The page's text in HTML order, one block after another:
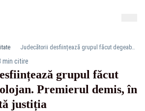
Judecătorii desființează grupul făcut degeaba de Bolojan. Premierul demis, în război cu toată justiția
min citire
grupul făcut
Premierul demis, în
justiția